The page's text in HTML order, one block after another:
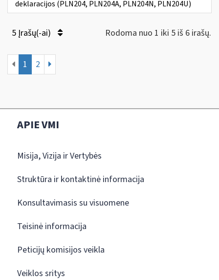
deklaracijos (PLN204, PLN204A, PLN204N, PLN204U)
5 Įrašų(-ai) Rodoma nuo 1 iki 5 iš 6 irašų.
1 2
APIE VMI
Misija, Vizija ir Vertybės
Struktūra ir kontaktinė informacija
Konsultavimasis su visuomene
Teisinė informacija
Peticijų komisijos veikla
Veiklos sritys